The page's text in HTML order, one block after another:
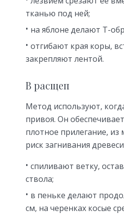
тканью под ней;
на яблоне делают Т-
отгибают края коры,
закрепляют лентой.
В расщеп
Метод используют,
привоя. Он
плотное прилегание,
риск загнивания
спиливают ветку,
ствола;
в пеньке делают
см, на черенках косые